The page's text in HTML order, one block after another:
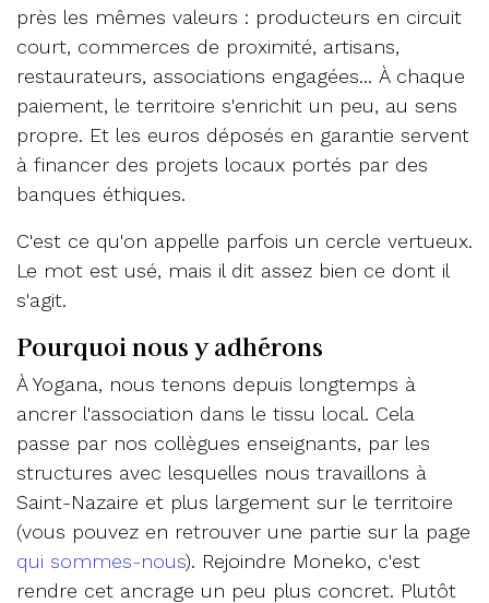
près les mêmes valeurs : producteurs en circuit
court, commerces de proximité, artisans,
restaurateurs, associations engagées... À chaque
paiement, le territoire s'enrichit un peu, au sens
propre. Et les euros déposés en garantie servent
à financer des projets locaux portés par des
banques éthiques.
C'est ce qu'on appelle parfois un cercle vertueux.
Le mot est usé, mais il dit assez bien ce dont il
s'agit.
Pourquoi nous y adhérons
À Yogana, nous tenons depuis longtemps à
ancrer l'association dans le tissu local. Cela
passe par nos collègues enseignants, par les
structures avec lesquelles nous travaillons à
Saint-Nazaire et plus largement sur le territoire
(vous pouvez en retrouver une partie sur la page
qui sommes-nous). Rejoindre Moneko, c'est
rendre cet ancrage un peu plus concret. Plutôt